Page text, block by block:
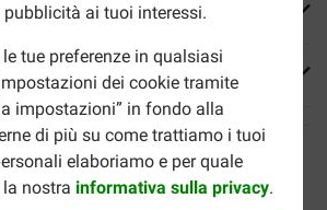
pubblicità ai tuoi interessi.
tue preferenze in qualsiasi
dei cookie tramite
impostazioni” in fondo alla
di più su come trattiamo i tuoi
elaboriamo e per quale
nostra informativa sulla privacy.